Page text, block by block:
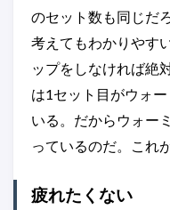
のセット数も同じだ
考えてもわかりやす
ップをしなければ絶
は1セット目がウォ
いる。だからウォー
っているのだ。これ
疲れたくない